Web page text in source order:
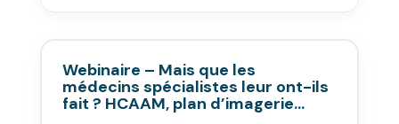
Webinaire – Mais que les
médecins spécialistes leur ont-ils
fait ? HCAAM, plan d’imagerie…